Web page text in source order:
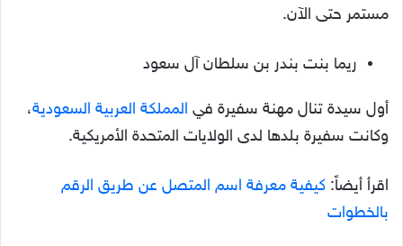
مستمر حتى الآن.
ريما بنت بندر بن سلطان آل سعود
أول سيدة تنال مهنة سفيرة في المملكة العربية السعودية،
وكانت سفيرة بلدها لدى الولايات المتحدة الأمريكية.
اقرأ أيضاً: كيفية معرفة اسم المتصل عن طريق الرقم
بالخطوات